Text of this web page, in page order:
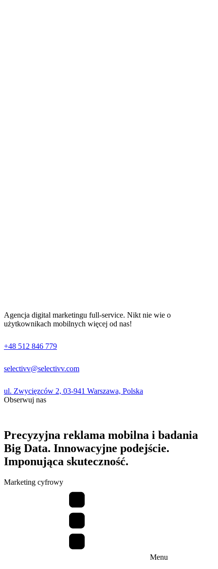
Agencja digital marketingu full-service. Nikt nie wie o
użytkownikach mobilnych więcej od nas!
+48 512 846 779
selectivv@selectivv.com
ul. Zwycięzców 2, 03-941 Warszawa, Polska
Obserwuj nas
Precyzyjna reklama mobilna i badania
Big Data. Innowacyjne podejście.
Imponująca skuteczność.
Marketing cyfrowy
Menu